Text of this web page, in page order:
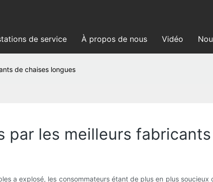
de service À propos de nous Vidéo
de chaises longues
par les meilleurs
a explosé, les consommateurs étant de plus en plus